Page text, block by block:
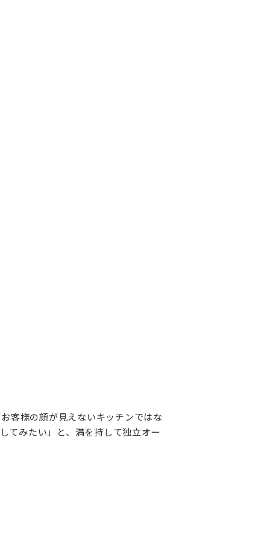
客様の顔が見えないキッチンではな
てみたい」と、満を持して独立オー